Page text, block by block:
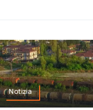
Notizia